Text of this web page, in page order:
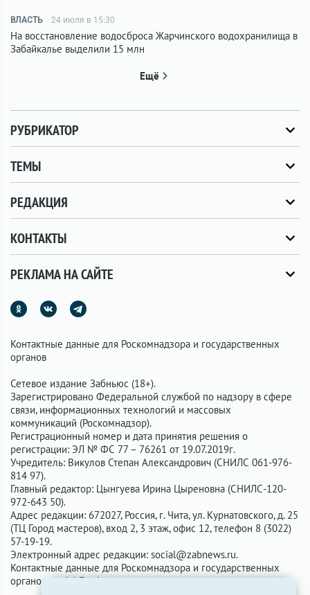
ВЛАСТЬ 24 июля в 15:30
На восстановление водосброса Жарчинского водохранилища в
Забайкалье выделили 15 млн
Ещё
РУБРИКАТОР
ТЕМЫ
РЕДАКЦИЯ
КОНТАКТЫ
РЕКЛАМА НА САЙТЕ
Контактные данные для Роскомнадзора и государственных
органов
Сетевое издание Забньюс (18+).
Зарегистрировано Федеральной службой по надзору в сфере
связи, информационных технологий и массовых
коммуникаций (Роскомнадзор).
Регистрационный номер и дата принятия решения о
регистрации: ЭЛ № ФС 77 – 76261 от 19.07.2019г.
Учредитель: Викулов Степан Александрович (СНИЛС 061-976-
814 97).
Главный редактор: Цынгуева Ирина Цыреновна (СНИЛС-120-
972-643 50).
Адрес редакции: 672027, Россия, г. Чита, ул. Курнатовского, д. 25
(ТЦ Город мастеров), вход 2, 3 этаж, офис 12, телефон 8 (3022)
57-19-19.
Электронный адрес редакции: social@zabnews.ru.
Контактные данные для Роскомнадзора и государственных
органов:
social@zabnews.ru.